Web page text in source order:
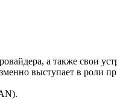
а также свои
выступает в роли